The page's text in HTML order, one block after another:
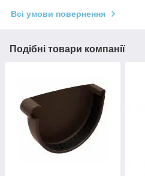
Всі умови повернення
Подібні товари компанії